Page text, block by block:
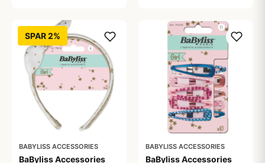
SPAR 2%
BABYLISS ACCESSORIES
BaByliss Accessories
BABYLISS ACCESSORIES
BaByliss Accessories